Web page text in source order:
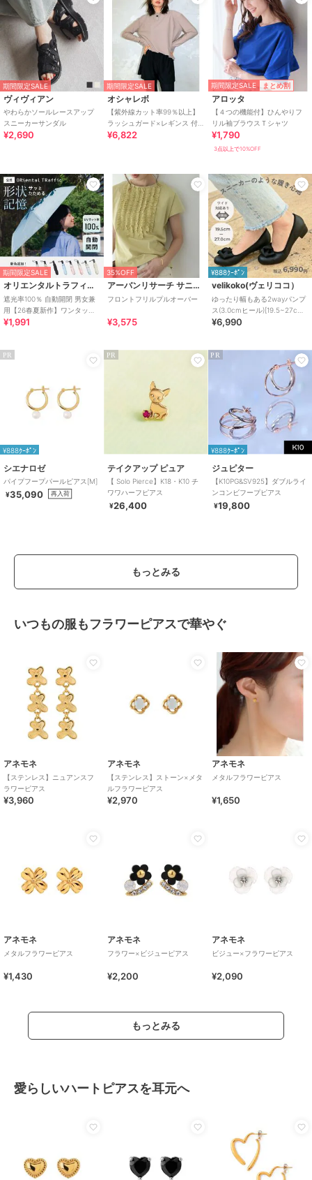
期間限定SALE
ヴィヴィアン
やわらかソールレースアップ
スニーカーサンダル
¥2,690
期間限定SALE
オシャレボ
【紫外線カット率99％以上】
ラッシュガード×レギンス 付
き タンキニ
¥6,822
期間限定SALE まとめ割
アロッタ
【４つの機能付】ひんやりフ
リル袖ブラウスＴシャツ
¥1,790
3点以上で10%OFF
期間限定SALE
オリエンタルトラフィック
遮光率100％ 自動開閉 男女兼
用【26春夏新作】ワンタッチ
晴雨兼用 折りたたみ傘 /G-
¥1,991
35%OFF
アーバンリサーチ サニーレーベル
フロントフリルプルオーバー
¥3,575
¥888ｸｰﾎﾟﾝ
velikoko(ヴェリココ）
ゆったり幅もある2wayパンプ
ス(3.0cmヒール)[19.5~27cm]
ラクチンきれいシューズ
¥6,990
PR
¥888ｸｰﾎﾟﾝ
シエナロゼ
パイプフープパールピアス[M]
¥35,090 再入荷
PR
テイクアップ ピュア
【 Solo Pierce】K18・K10 チ
ワワハーフピアス
¥26,400
PR
¥888ｸｰﾎﾟﾝ
ジュピター
【K10PG&SV925】ダブルライ
ンコンビフープピアス
¥19,800
もっとみる
いつもの服もフラワーピアスで華やぐ
アネモネ
【ステンレス】ニュアンスフ
ラワーピアス
¥3,960
アネモネ
【ステンレス】ストーン×メタ
ルフラワーピアス
¥2,970
アネモネ
メタルフラワーピアス
¥1,650
アネモネ
メタルフラワーピアス
¥1,430
アネモネ
フラワー×ビジューピアス
¥2,200
アネモネ
ビジュー×フラワーピアス
¥2,090
もっとみる
愛らしいハートピアスを耳元へ